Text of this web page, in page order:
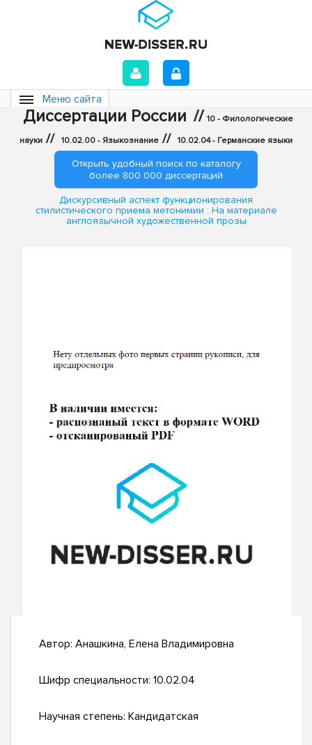
Меню сайта
Диссертации России // 10 - Филологические
науки // 10.02.00 - Языкознание // 10.02.04 - Германские языки
Открыть удобный поиск по каталогу
более 800 000 диссертаций
Дискурсивный аспект функционирования
стилистического приема метонимии : На материале
англоязычной художественной прозы
Автор: Анашкина, Елена Владимировна
Шифр специальности: 10.02.04
Научная степень: Кандидатская